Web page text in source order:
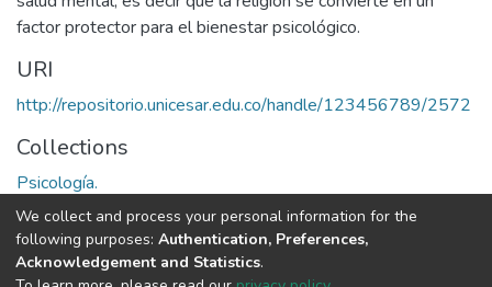
factor protector para el bienestar psicológico.
URI
http://repositorio.unicesar.edu.co/handle/123456789/2572
Collections
Psicología.
Full item page
We collect and process your personal information for the
following purposes: Authentication, Preferences,
Acknowledgement and Statistics.